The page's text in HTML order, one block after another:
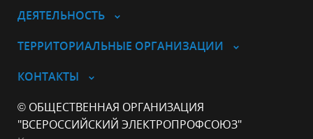
ДЕЯТЕЛЬНОСТЬ
ТЕРРИТОРИАЛЬНЫЕ ОРГАНИЗАЦИИ
КОНТАКТЫ
© ОБЩЕСТВЕННАЯ ОРГАНИЗАЦИЯ
"ВСЕРОССИЙСКИЙ ЭЛЕКТРОПРОФСОЮЗ"